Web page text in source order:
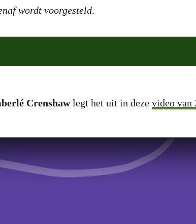
wordt voorgesteld.
Crenshawlegt het uit in deze video van